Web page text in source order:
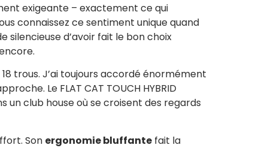
exigeante – exactement ce qui
connaissez ce sentiment unique quand
silencieuse d’avoir fait le bon choix
trous. J’ai toujours accordé énormément
Le FLAT CAT TOUCH HYBRID
club house où se croisent des regards
Son ergonomie bluffante fait la